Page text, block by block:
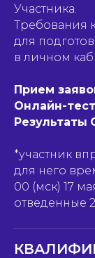
Участника.
Требования
для
в личном
Прием
Онлайн-
Результаты
*участник
для него
00 (мск) 17
отведенные